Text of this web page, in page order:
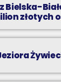
Bielska-
złotych